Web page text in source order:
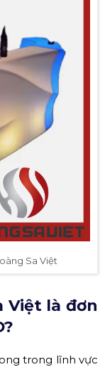
Sa Việt
Việt là đơn
trong lĩnh vực